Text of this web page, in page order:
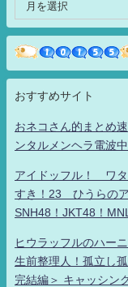
おすすめサイト
おネコさん的まとめ
ンタルメンヘラ電波
アイドッフル！ ワ
すき！23 ひうらの
SNH48！JKT48！
ヒウラッフルのハー
生前整理人！孤立し
完結編＞ キャッシン